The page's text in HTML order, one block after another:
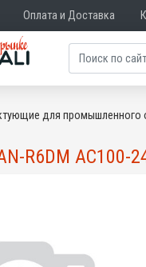
Оплата и Доставка
для промышленного
R6DM AC100-